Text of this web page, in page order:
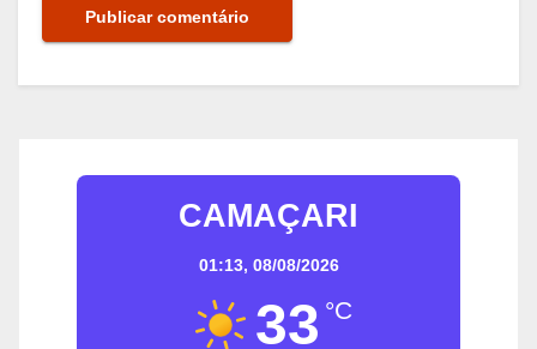
CAMAÇARI
01:13, 08/08/2026
33 °C